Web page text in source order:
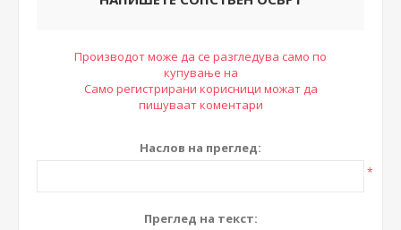
Производот може да се разгледува само по
купување на
Само регистрирани корисници можат да
пишуваат коментари
Наслов на преглед:
*
Преглед на текст: